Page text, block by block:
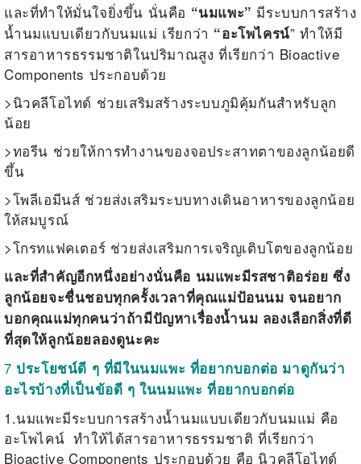
และที่ทำให้มั่นใจยิ่งขึ้น นั่นคือ “นมแพะ” มีระบบการสร้าง
น้ำนมแบบเดียวกับนมแม่ เรียกว่า “อะโพไครน์” ทำให้มี
สารอาหารธรรมชาติในปริมาณสูง ที่เรียกว่า Bioactive
Components ประกอบด้วย
>นิวคลีโอไทด์ ช่วยเสริมสร้างระบบภูมิคุ้มกันสำหรับลูก
น้อย
>ทอรีน ช่วยให้การทำงานของจอประสาทตาของลูกน้อยดี
ขึ้น
>โพลีเอมีนส์ ช่วยส่งเสริมระบบทางเดินอาหารของลูกน้อย
ให้สมบูรณ์
>โกรทแฟคเตอร์ ช่วยส่งเสริมการเจริญเติบโตของลูกน้อย
และที่สำคัญอีกหนึ่งอย่างนั่นคือ นมแพะมีรสชาติอร่อย ซึ่ง
ลูกน้อยจะชื่นชอบทุกครั้งเวลาที่คุณแม่ป้อนนม จนอยาก
บอกคุณแม่ทุกคนว่าถ้ามีปัญหาเรื่องน้ำนม ลองเลือกสิ่งที่ดี
ที่สุดให้ลูกน้อยลองดูนะคะ
7ประโยชน์ดี ๆ ที่มีในนมแพะ ที่อยากบอกต่อ มาดูกันว่า
อะไรบ้างที่เป็นข้อดี ๆ ในนมแพะ ที่อยากบอกต่อ
1.นมแพะมีระบบการสร้างน้ำนมแบบเดียวกับนมแม่ คือ
อะโพไคน์ ทำให้ได้สารอาหารธรรมชาติ ที่เรียกว่า
Bioactive Components ประกอบด้วย คือ นิวคลีโอไทด์